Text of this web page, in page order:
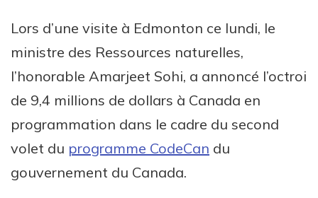
Lors d’une visite à Edmonton ce lundi, le
ministre des Ressources naturelles,
l’honorable Amarjeet Sohi, a annoncé l’octroi
de 9,4 millions de dollars à Canada en
programmation dans le cadre du second
volet du programme CodeCan du
gouvernement du Canada.